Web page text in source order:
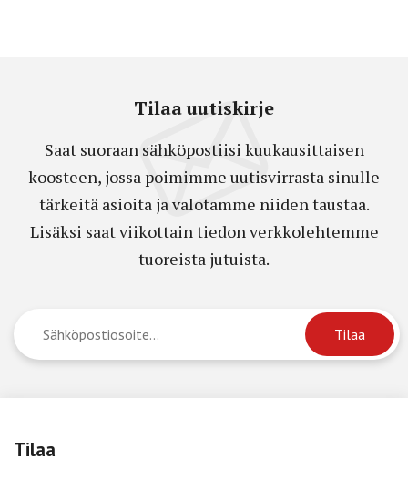
Tilaa uutiskirje
Saat suoraan sähköpostiisi kuukausittaisen
koosteen, jossa poimimme uutisvirrasta sinulle
tärkeitä asioita ja valotamme niiden taustaa.
Lisäksi saat viikottain tiedon verkkolehtemme
tuoreista jutuista.
Tilaa